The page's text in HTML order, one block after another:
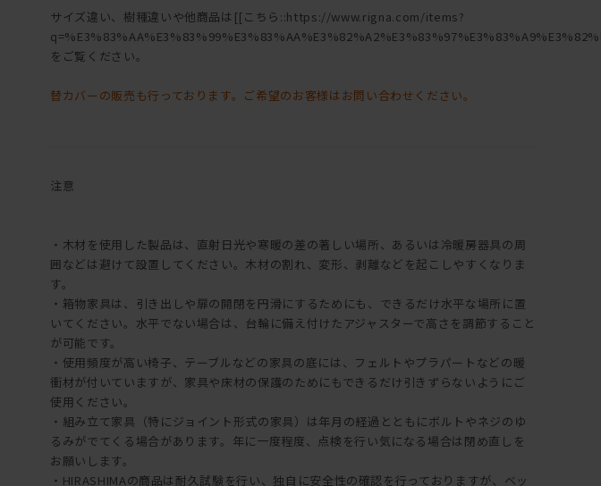
サイズ違い、樹種違いや他商品は[[こちら::https://www.rigna.com/items?
をご覧ください。
替カバーの販売も行っております。ご希望のお客様はお問い合わせください。
注意
・木材を使用した製品は、直射日光や寒暖の差の著しい場所、あるいは冷暖房器具の周
囲などは避けて設置してください。木材の割れ、変形、剥離などを起こしやすくなりま
す。
・箱物家具は、引き出しや扉の開閉を円滑にするためにも、できるだけ水平な場所に置
いてください。水平でない場合は、台輪に備え付けたアジャスターで高さを調節すること
が可能です。
・使用頻度が高い椅子、テーブルなどの家具の底には、フェルトやプラパートなどの暖
衝材が付いていますが、家具や床材の保護のためにもできるだけ引きずらないようにご
使用ください。
・組み立て家具（特にジョイント形式の家具）は年月の経過とともにボルトやネジのゆ
るみがでてくる場合があります。年に一度程度、点検を行い気になる場合は閉め直しを
お願いします。
・HIRASHIMAの商品は耐久試験を行い、独自に安全性の確認を行っておりますが、ベッ